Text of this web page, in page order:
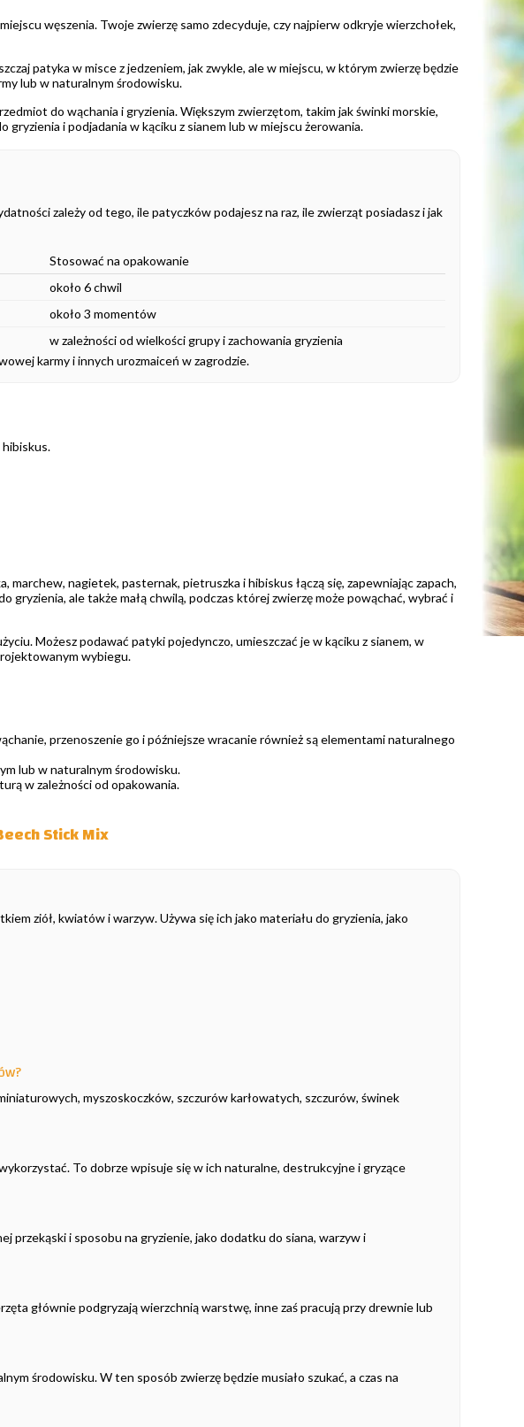
węszenia. Twoje zwierzę samo zdecyduje, czy najpierw odkryje wierzchołek,
patyka w misce z jedzeniem, jak zwykle, ale w miejscu, w którym zwierzę będzie
lub w naturalnym środowisku.
do wąchania i gryzienia. Większym zwierzętom, takim jak świnki morskie,
gryzienia i podjadania w kąciku z sianem lub w miejscu żerowania.
zależy od tego, ile patyczków podajesz na raz, ile zwierząt posiadasz i jak
Stosować na opakowanie
około 6 chwil
około 3 momentów
w zależności od wielkości grupy i zachowania gryzienia
karmy i innych urozmaiceń w zagrodzie.
nagietek, pasternak, pietruszka i hibiskus łączą się, zapewniając zapach,
ale także małą chwilą, podczas której zwierzę może powąchać, wybrać i
Możesz podawać patyki pojedynczo, umieszczać je w kąciku z sianem, w
wybiegu.
przenoszenie go i późniejsze wracanie również są elementami naturalnego
lub w naturalnym środowisku.
w zależności od opakowania.
Stick Mix
ziół, kwiatów i warzyw. Używa się ich jako materiału do gryzienia, jako
myszoskoczków, szczurów karłowatych, szczurów, świnek
To dobrze wpisuje się w ich naturalne, destrukcyjne i gryzące
przekąski i sposobu na gryzienie, jako dodatku do siana, warzyw i
głównie podgryzają wierzchnią warstwę, inne zaś pracują przy drewnie lub
środowisku. W ten sposób zwierzę będzie musiało szukać, a czas na